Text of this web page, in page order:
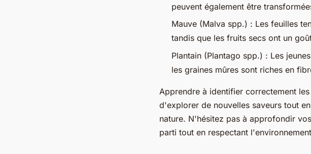
peuvent également être
Mauve (Malva spp.) : Les feuilles
tandis que les fruits secs ont un
Plantain (Plantago spp.) : Les
les graines mûres sont riches en
Apprendre à identifier correctement
d'explorer de nouvelles saveurs tout
nature. N'hésitez pas à approfondir
parti tout en respectant